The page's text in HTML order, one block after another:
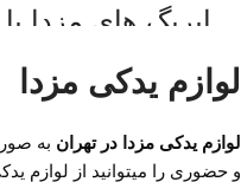
ایربگ های مزدا با
ما تماس بگیرید.
میدان امام خمینی،خیابان
امیرکبیر (چراغ برق)
،تقاطع خیابان ملت
لوازم یدکی مزدا
لوازم یدکی مزدا در تهران به
و حضوری را میتوانید از لوازم